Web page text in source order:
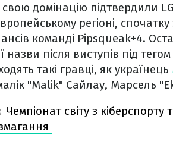
домінацію підтвердили
регіоні,
команді Pipsqueak+4.
назви після виступів під
такі гравці, як українець
"Malik" Сайлау, Марсель
Чемпіонат світу з кіберспорту